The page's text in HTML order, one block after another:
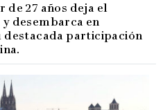
de 27 años deja el
desembarca en
destacada participación